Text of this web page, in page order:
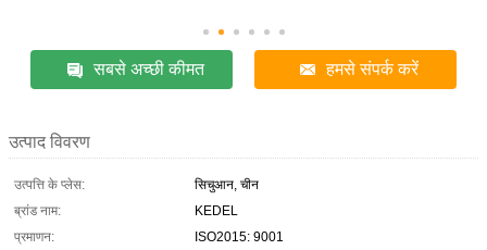
सबसे अच्छी कीमत हमसे संपर्क करें
उत्पाद विवरण
उत्पत्ति के प्लेस:
सिचुआन, चीन
ब्रांड नाम:
KEDEL
प्रमाणन:
ISO2015: 9001